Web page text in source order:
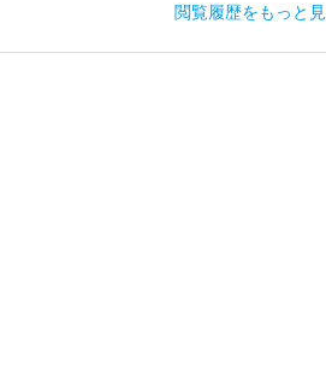
閲覧履歴をもっと